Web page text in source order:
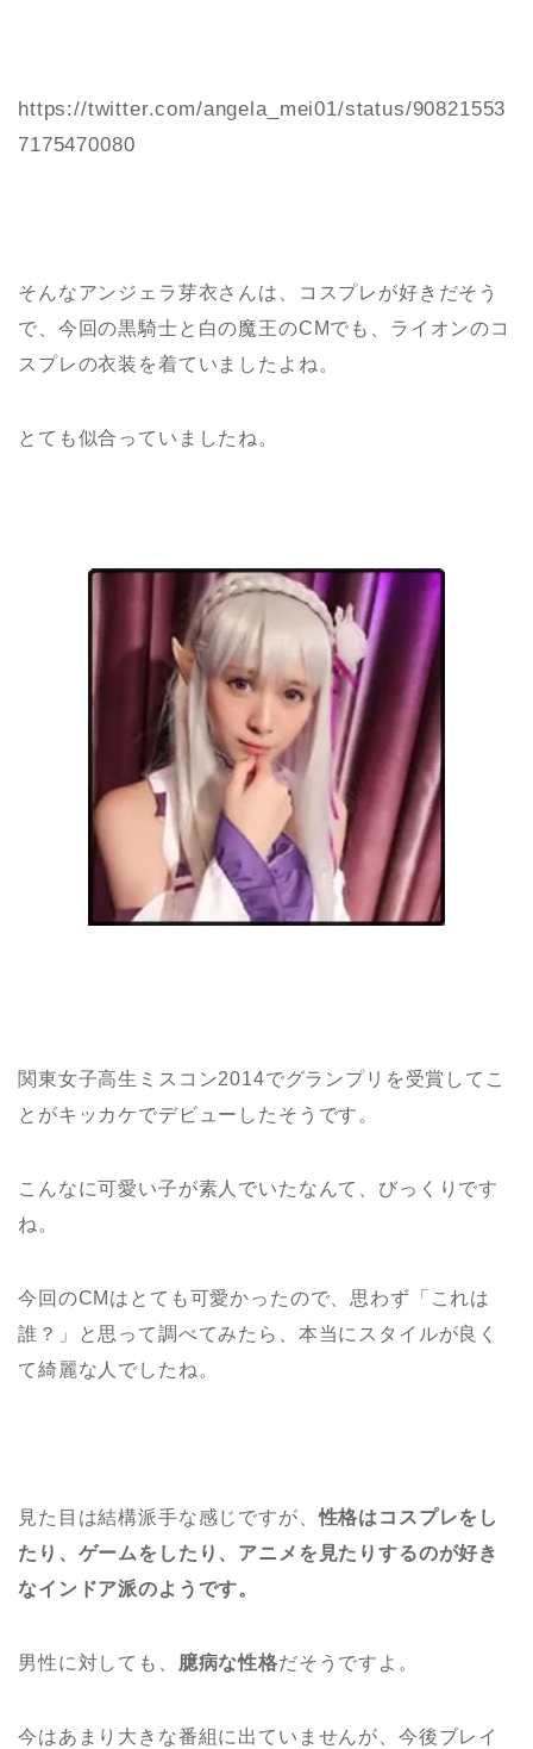
https://twitter.com/angela_mei01/status/90821553
7175470080
そんなアンジェラ芽衣さんは、コスプレが好きだそう
で、今回の黒騎士と白の魔王のCMでも、ライオンのコ
スプレの衣装を着ていましたよね。
とても似合っていましたね。
関東女子高生ミスコン2014でグランプリを受賞してこ
とがキッカケでデビューしたそうです。
こんなに可愛い子が素人でいたなんて、びっくりです
ね。
今回のCMはとても可愛かったので、思わず「これは
誰？」と思って調べてみたら、本当にスタイルが良く
て綺麗な人でしたね。
見た目は結構派手な感じですが、性格はコスプレをし
たり、ゲームをしたり、アニメを見たりするのが好き
なインドア派のようです。
男性に対しても、 臆病な性格だそうですよ。
今はあまり大きな番組に出ていませんが、今後ブレイ